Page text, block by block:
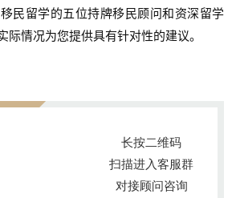
民留学的五位持牌移民顾问和资深留学
际情况为您提供具有针对性的建议。
长按二维码
扫描进入客服群
对接顾问咨询